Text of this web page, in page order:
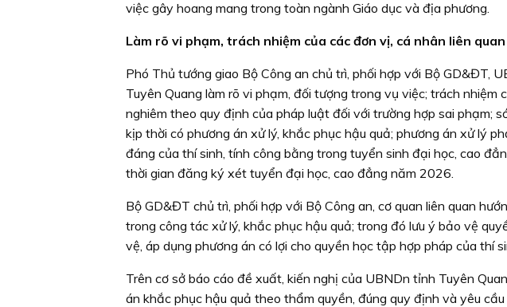
việc gây hoang mang trong toàn ngành Giáo dục và địa phương.
Làm rõ vi phạm, trách nhiệm của các đơn vị, cá nhân liên
Phó Thủ tướng giao Bộ Công an chủ trì, phối hợp với Bộ GD&ĐT,
Tuyên Quang làm rõ vi phạm, đối tượng trong vụ việc; trách nhiệm
nghiêm theo quy định của pháp luật đối với trường hợp sai phạm;
kịp thời có phương án xử lý, khắc phục hậu quả; phương án xử lý
đáng của thí sinh, tính công bằng trong tuyển sinh đại học, cao
thời gian đăng ký xét tuyển đại học, cao đẳng năm 2026.
Bộ GD&ĐT chủ trì, phối hợp với Bộ Công an, cơ quan liên quan
trong công tác xử lý, khắc phục hậu quả; trong đó lưu ý bảo vệ
vệ, áp dụng phương án có lợi cho quyền học tập hợp pháp của thí
Trên cơ sở báo cáo đề xuất, kiến nghị của UBNDn tỉnh Tuyên
án khắc phục hậu quả theo thẩm quyền, đúng quy định và yêu